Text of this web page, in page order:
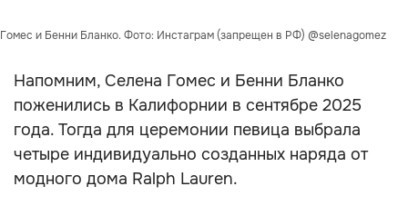
и Бенни Бланко. Фото: Инстаграм (запрещен в РФ) @selenagomez
Напомним, Селена Гомес и Бенни Бланко
поженились в Калифорнии в сентябре 2025
года. Тогда для церемонии певица выбрала
четыре индивидуально созданных наряда от
модного дома Ralph Lauren.